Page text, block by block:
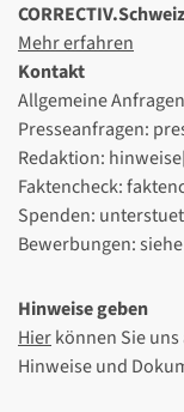
CORRECTIV.Schweiz
Mehr erfahren
Kontakt
Allgemeine
Presseanfragen:
Redaktion:
Faktencheck:
Spenden:
Bewerbungen: siehe
Hinweise geben
Hierkönnen Sie
Hinweise und